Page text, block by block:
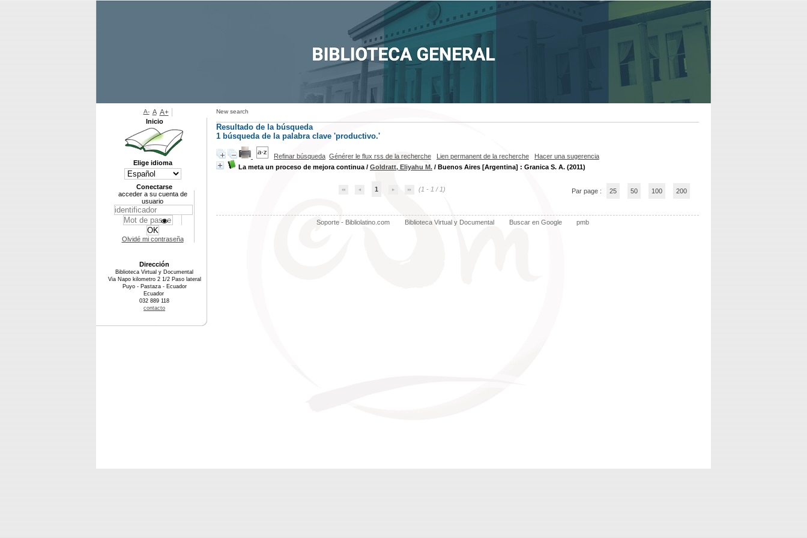
New search
Resultado de la búsqueda
1 búsqueda de la palabra clave 'productivo.'
Refinar búsqueda Générer le flux rss de la recherche Lien permanent de la recherche
Hacer una sugerencia
La meta un proceso de mejora continua / Goldratt, Eliyahu M. / Buenos Aires [Argentina] : Granica S. A. (2011)
1 (1 - 1 / 1) Par page : 25 50 100 200
Soporte - Bibliolatino.com Biblioteca Virtual y Documental Buscar en Google pmb
A- A A+
Inicio
Elige idioma
Conectarse
acceder a su cuenta de
usuario
Olvidé mi contraseña
Dirección
Biblioteca Virtual y Documental
Via Napo kilometro 2 1/2 Paso lateral
Puyo - Pastaza - Ecuador
Ecuador
032 889 118
contacto